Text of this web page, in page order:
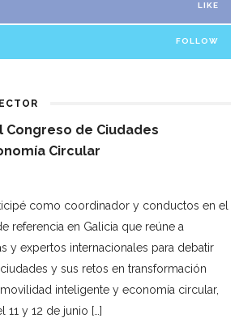
LIKE
FOLLOW
Congreso de Ciudades
Circular
como coordinador y conductos en el
referencia en Galicia que reúne a
y expertos internacionales para debatir
y sus retos en transformación
inteligente y economía circular,
y 12 de junio […]